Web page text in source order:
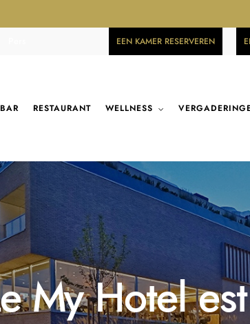
EEN KAMER RESERVEREN
BAR RESTAURANT WELLNESS
My Hotel